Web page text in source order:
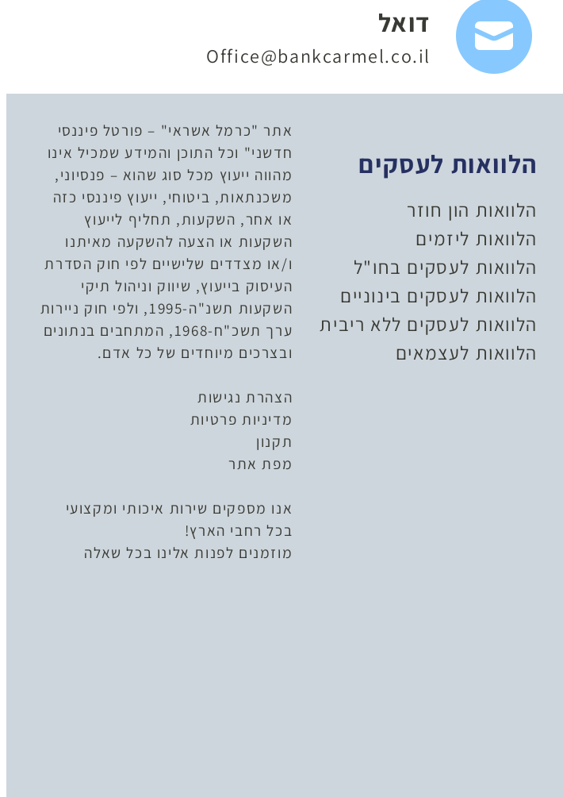
דואל
Office@bankcarmel.co.il
הלוואות לעסקים
הלוואות הון חוזר
הלוואות ליזמים
הלוואות לעסקים בחו"ל
הלוואות לעסקים בינוניים
הלוואות לעסקים ללא ריבית
הלוואות לעצמאים
אתר "כרמל אשראי" – פורטל פיננסי
חדשני" וכל התוכן והמידע שמכיל אינו
מהווה ייעוץ מכל סוג שהוא – פנסיוני,
משכנתאות, ביטוחי, ייעוץ פיננסי כזה
או אחר, השקעות, תחליף לייעוץ
השקעות או הצעה להשקעה מאיתנו
ו/או מצדדים שלישיים לפי חוק הסדרת
העיסוק בייעוץ, שיווק וניהול תיקי
השקעות תשנ"ה-1995, ולפי חוק ניירות
ערך תשכ"ח-1968, המתחבים בנתונים
ובצרכים מיוחדים של כל אדם.
הצהרת נגישות
מדיניות פרטיות
תקנון
מפת אתר
אנו מספקים שירות איכותי ומקצועי
בכל רחבי הארץ!
מוזמנים לפנות אלינו בכל שאלה